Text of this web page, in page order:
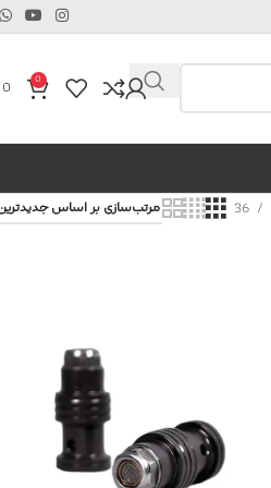
0
0
36